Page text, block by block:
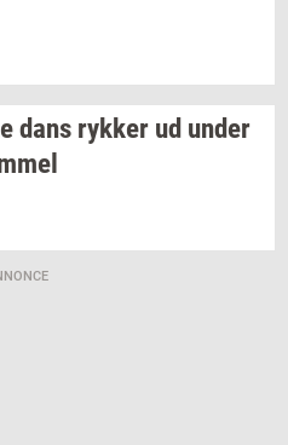
dans ryk­ker ud under